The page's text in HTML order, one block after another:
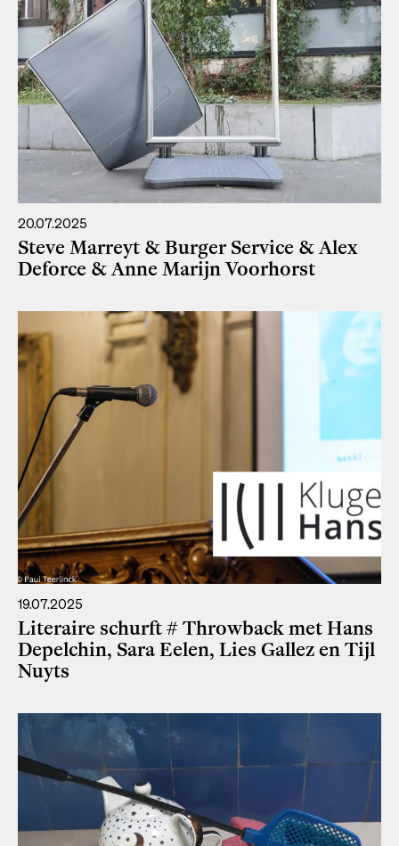
20.07.2025
Steve Marreyt & Burger Service & Alex
Deforce & Anne Marijn Voorhorst
19.07.2025
Literaire schurft # Throwback met Hans
Depelchin, Sara Eelen, Lies Gallez en Tijl
Nuyts